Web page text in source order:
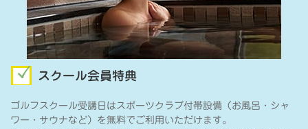
スクール会員特典
ゴルフスクール受講日はスポーツクラブ付帯設備（お風呂・シャ
ワー・サウナなど）を無料でご利用いただけます。